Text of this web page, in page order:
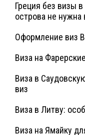
Греция без визы в
острова не нужна
Оформление виз
Виза на
Виза в
виз
Виза в Литву:
Виза на Ямайку